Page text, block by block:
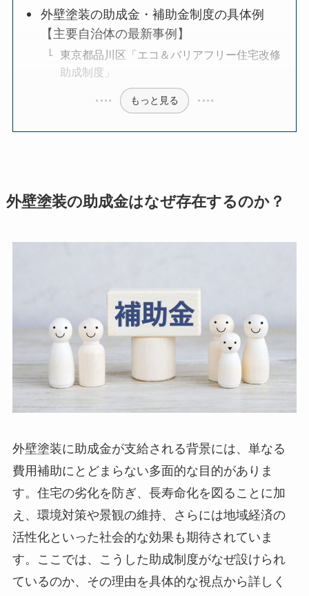
外壁塗装の助成金・補助金制度の具体例
【主要自治体の最新事例】
東京都品川区「エコ＆バリアフリー住宅改修
助成制度」
もっと見る
外壁塗装の助成金はなぜ存在するのか？
外壁塗装に助成金が支給される背景には、単なる
費用補助にとどまらない多面的な目的がありま
す。住宅の劣化を防ぎ、長寿命化を図ることに加
え、環境対策や景観の維持、さらには地域経済の
活性化といった社会的な効果も期待されていま
す。ここでは、こうした助成制度がなぜ設けられ
ているのか、その理由を具体的な視点から詳しく